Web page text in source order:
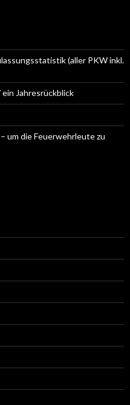
(aller PKW inkl.
Jahresrückblick
um die Feuerwehrleute zu